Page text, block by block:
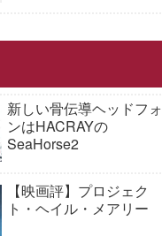
新しい骨伝導ヘッドフォ
ンはHACRAYの
SeaHorse2
【映画評】プロジェク
ト・ヘイル・メアリー